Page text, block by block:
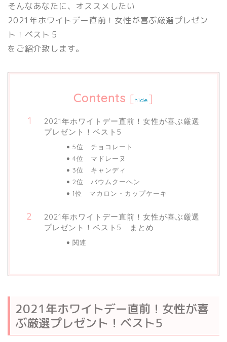
そんなあなたに、オススメしたい
2021年ホワイトデー直前！女性が喜ぶ厳選プレゼン
ト！ベスト５
をご紹介致します。
Contents [hide ]
2021年ホワイトデー直前！女性が喜ぶ厳選
プレゼント！ベスト5
5位 チョコレート
4位 マドレーヌ
3位 キャンディ
2位 バウムクーヘン
1位 マカロン・カップケーキ
2021年ホワイトデー直前！女性が喜ぶ厳選
プレゼント！ベスト5 まとめ
関連
2021年ホワイトデー直前！女性が喜
ぶ厳選プレゼント！ベスト5